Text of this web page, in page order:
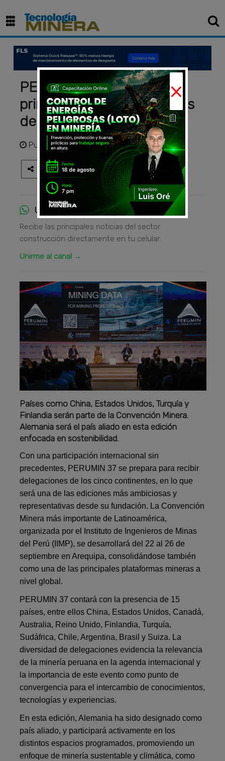
PERUMIN 37 reunirá por
primera vez a delegaciones
de los cinco continentes
Publicadohace 1 año
Únete al canal de WhatsApp
Recibe las principales noticias del sector
construcción directamente en tu celular.
Unirme al canal →
Países como China, Estados Unidos, Turquía y
Finlandia serán parte de la Convención Minera.
Alemania será el país aliado en esta edición
enfocada en sostenibilidad.
Con una participación internacional sin
precedentes, PERUMIN 37 se prepara para recibir
delegaciones de los cinco continentes, en lo que
será una de las ediciones más ambiciosas y
representativas desde su fundación. La Convención
Minera más importante de Latinoamérica,
organizada por el Instituto de Ingenieros de Minas
del Perú (IIMP), se desarrollará del 22 al 26 de
septiembre en Arequipa, consolidándose también
como una de las principales plataformas mineras a
nivel global.
PERUMIN 37 contará con la presencia de 15
países, entre ellos China, Estados Unidos, Canadá,
Australia, Reino Unido, Finlandia, Turquía,
Sudáfrica, Chile, Argentina, Brasil y Suiza. La
diversidad de delegaciones evidencia la relevancia
de la minería peruana en la agenda internacional y
la importancia de este evento como punto de
convergencia para el intercambio de conocimientos,
tecnologías y experiencias.
En esta edición, Alemania ha sido designado como
país aliado, y participará activamente en los
distintos espacios programados, promoviendo un
enfoque de minería sustentable y climática, como
×